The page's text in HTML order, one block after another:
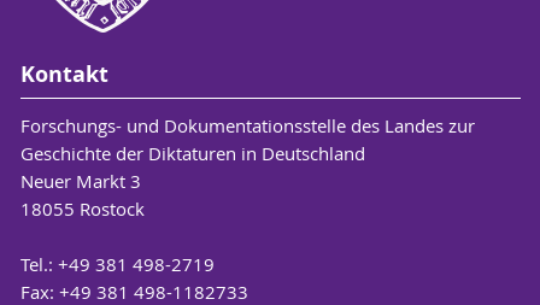
Kontakt
Forschungs- und Dokumentationsstelle des Landes zur
Geschichte der Diktaturen in Deutschland
Neuer Markt 3
18055 Rostock
Tel.: +49 381 498-2719
Fax: +49 381 498-1182733